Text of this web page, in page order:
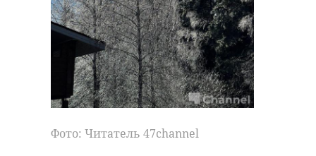
Фото: Читатель 47channel